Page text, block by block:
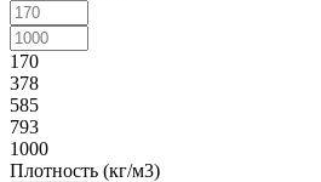
170
378
585
793
1000
Плотность (кг/м3)